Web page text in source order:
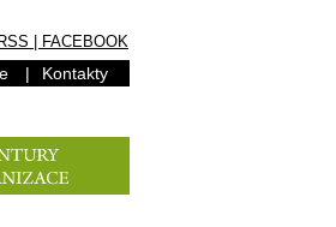
RSS FACEBOOK
| Kontakty